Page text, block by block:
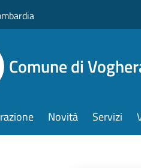
Comune di
Novità Servizi